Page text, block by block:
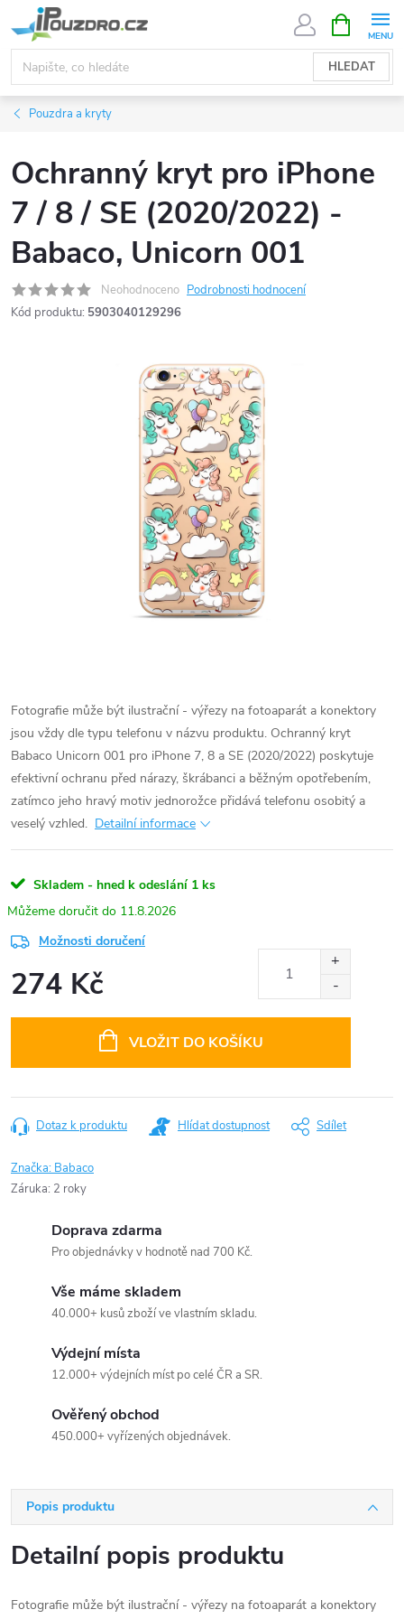
na
obsah
HLEDAT
NÁKUPNÍ
KOŠÍK
Pouzdra a kryty
Ochranný kryt pro iPhone
7 / 8 / SE (2020/2022) -
Babaco, Unicorn 001
Neohodnoceno Podrobnosti hodnocení
Kód produktu: 5903040129296
Fotografie může být ilustrační - výřezy na fotoaparát a konektory
jsou vždy dle typu telefonu v názvu produktu. Ochranný kryt
Babaco Unicorn 001 pro iPhone 7, 8 a SE (2020/2022) poskytuje
efektivní ochranu před nárazy, škrábanci a běžným opotřebením,
zatímco jeho hravý motiv jednorožce přidává telefonu osobitý a
veselý vzhled. Detailní informace
Skladem - hned k odeslání 1 ks
11.8.2026
Možnosti doručení
274 Kč
VLOŽIT DO KOŠÍKU
Dotaz k produktu Hlídat dostupnost Sdílet
Značka: Babaco
Záruka: 2 roky
Doprava zdarma
Pro objednávky v hodnotě nad 700 Kč.
Vše máme skladem
40.000+ kusů zboží ve vlastním skladu.
Výdejní místa
12.000+ výdejních míst po celé ČR a SR.
Ověřený obchod
450.000+ vyřízených objednávek.
Popis produktu
Detailní popis produktu
Fotografie může být ilustrační - výřezy na fotoaparát a konektory